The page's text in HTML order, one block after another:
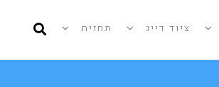
תחזית ציוד דייג